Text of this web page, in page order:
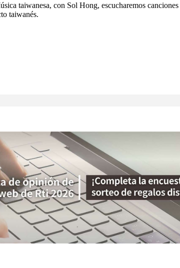
taiwanesa, con Sol Hong, escucharemos
taiwanés.